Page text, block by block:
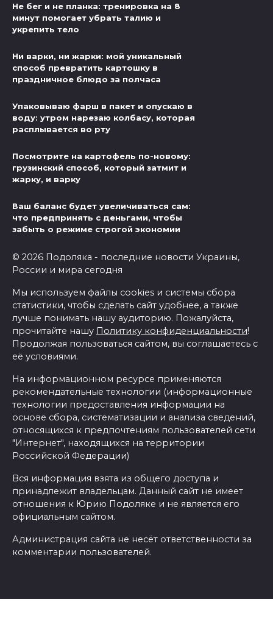
Не бег и не планка: тренировка на 8
минут помогает убрать талию и
укрепить тело
Ни варки, ни жарки: мой уникальный
способ превратить картошку в
праздничное блюдо за полчаса
Упаковываю фарш в пакет и опускаю в
воду: утром нарезаю колбасу, которая
расплывается во рту
Посмотрите на картофель по-новому:
грузинский способ, который затмит и
жарку, и варку
Ваш баланс будет увеличиваться сам:
что предпринять с деньгами, чтобы
забыть о режиме строгой экономии
© 2026 Подоляка - последние новости Украины,
России и мира сегодня
Мы используем файлы cookies и системы сбора
статистики, чтобы сделать сайт удобнее, а также
лучше понимать нашу аудиторию. Пожалуйста,
прочитайте нашу Политику конфиденциальности!
Продолжая пользоваться сайтом, вы соглашаетесь с
её условиями.
На информационном ресурсе применяются
рекомендательные технологии (информационные
технологии предоставления информации на
основе сбора, систематизации и анализа сведений,
относящихся к предпочтениям пользователей сети
"Интернет", находящихся на территории
Российской Федерации)
Вся информация взята из общего доступа и
принадлежит владельцам. Данный сайт не имеет
отношения к Юрию Подоляке и не является его
официальным сайтом.
Администрация сайта не несёт ответственности за
комментарии пользователей.